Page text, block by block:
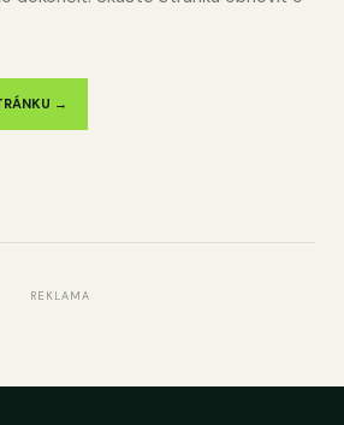
→
REKLAMA